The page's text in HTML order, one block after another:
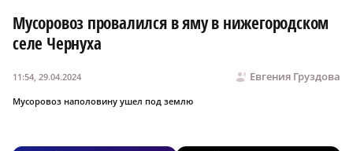
Мусоровоз провалился в яму в нижегородском
селе Чернуха
Евгения Груздова
11:54, 29.04.2024
Мусоровоз наполовину ушел под землю